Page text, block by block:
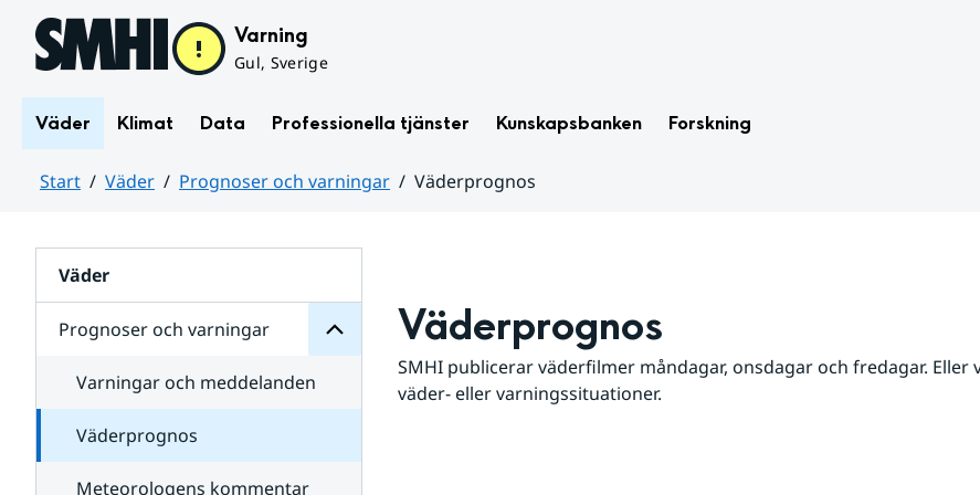
Hoppa till sidans innehåll Varning
Gul, Sverige
Väder Klimat Data Professionella tjänster Kunskapsbanken Forskning
Start Väder Prognoser och varningar
Väderprognos
Väder
Prognoser och varningar
för
varningar
Varningar och meddelanden
Väderprognos
Meteorologens kommentar
Väderprognos
SMHI publicerar väderfilmer måndagar, onsdagar och fredagar. Eller
väder- eller varningssituationer.